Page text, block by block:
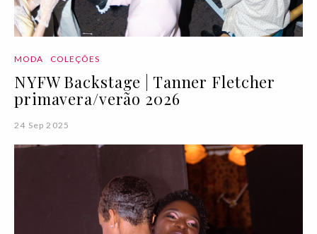
MODA COLEÇÕES
NYFW Backstage | Tanner Fletcher
primavera/verão 2026
24 Sep 2025